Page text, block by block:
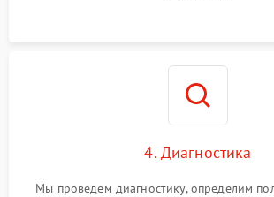
4. Диагностика
Мы проведем диагностику, определим